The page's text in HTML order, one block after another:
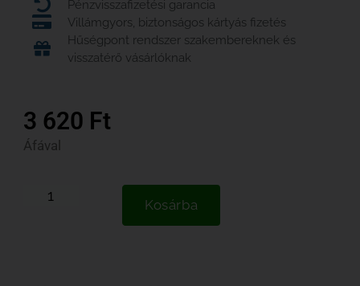
Pénzvisszafizetési garancia
Villámgyors, biztonságos kártyás fizetés
Hűségpont rendszer szakembereknek és
visszatérő vásárlóknak
3 620 Ft
Áfával
Kosárba